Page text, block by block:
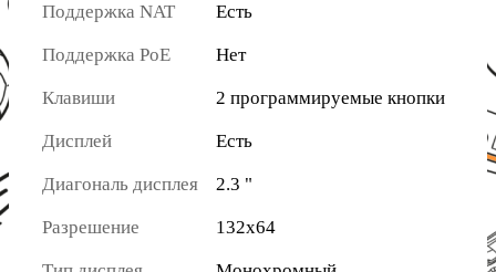
Поддержка NAT Есть
Поддержка PoE Нет
Клавиши 2 программируемые кнопки
Дисплей Есть
Диагональ дисплея 2.3 "
Разрешение 132х64